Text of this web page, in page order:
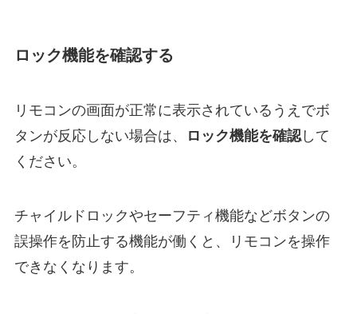
ロック機能を確認する
リモコンの画面が正常に表示されているうえでボ
タンが反応しない場合は、
ロック機能を確認して
ください。
チャイルドロックやセーフティ機能などボタンの
誤操作を防止する機能が働くと、リモコンを操作
できなくなります。